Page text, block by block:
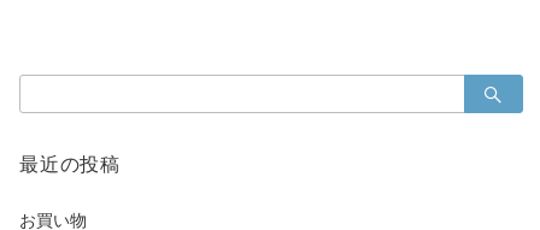
最近の投稿
お買い物